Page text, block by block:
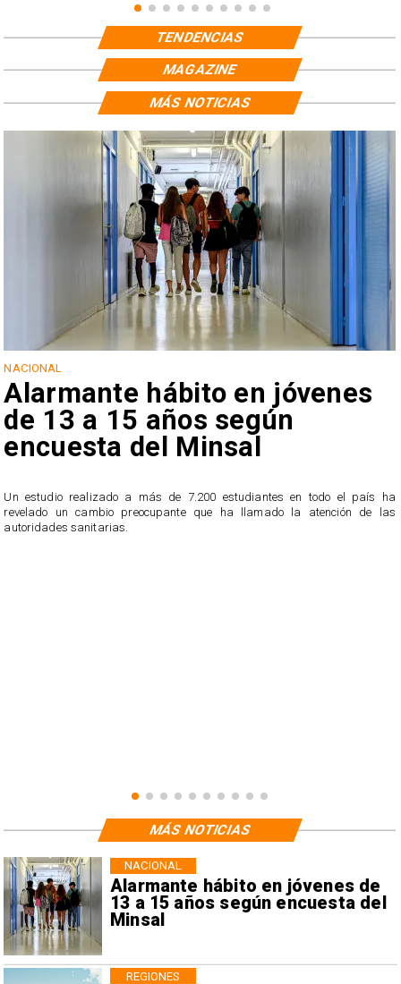
TENDENCIAS
MAGAZINE
NACIONAL
Alarmante hábito en jóvenes
de 13 a 15 años según
encuesta del Minsal
Un estudio realizado a más de 7.200 estudiantes en todo el país ha
revelado un cambio preocupante que ha llamado la atención de las
autoridades sanitarias.
MÁS NOTICIAS
Alarmante hábito en jóvenes de
13 a 15 años según encuesta del
Minsal
NACIONAL
REGIONES
MÁS NOTICIAS